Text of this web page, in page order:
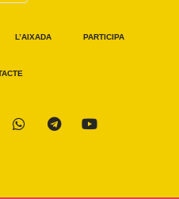
L’AIXADA PARTICIPA